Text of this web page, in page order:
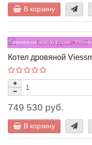
В корзину
Заменен на новую серию.
Котел дровяной
749 530 руб.
В корзину